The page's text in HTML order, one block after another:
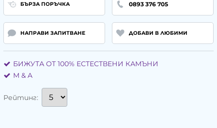
БЪРЗА ПОРЪЧКА 0893 376 705
НАПРАВИ ЗАПИТВАНЕ ДОБАВИ В ЛЮБИМИ
БИЖУТА ОТ 100% ЕСТЕСТВЕНИ КАМЪНИ
М & A
Рейтинг: